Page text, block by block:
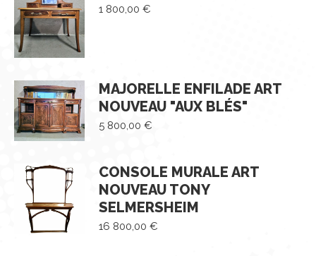
1 800,00 €
MAJORELLE ENFILADE ART
NOUVEAU "AUX BLÉS"
5 800,00 €
CONSOLE MURALE ART
NOUVEAU TONY
SELMERSHEIM
16 800,00 €